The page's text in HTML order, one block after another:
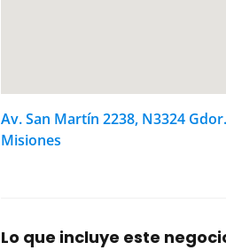
Av. San Martín 2238, N3324
Misiones
Lo que incluye este